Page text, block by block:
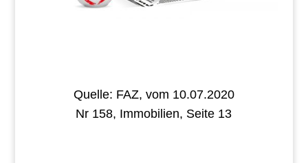
Quelle: FAZ, vom 10.07.2020
Nr 158, Immobilien, Seite 13